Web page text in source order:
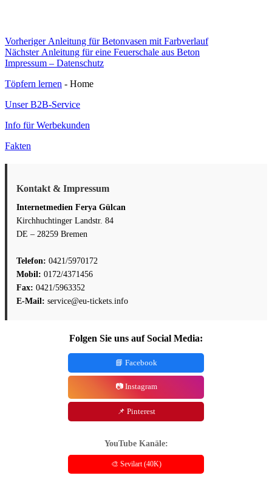
Beitragsnavigation
Vorheriger Vorheriger
Beitrag:
Anleitung für Betonvasen mit Farbverlauf
Nächster Nächster
Beitrag:
Anleitung für eine Feuerschale aus Beton
Impressum – Datenschutz
Töpfern lernen - Home
Unser B2B-Service
Info für Werbekunden
Fakten
Kontakt & Impressum
Internetmedien Ferya Gülcan
Kirchhuchtinger Landstr. 84
DE – 28259 Bremen
Telefon: 0421/5970172
Mobil: 0172/4371456
Fax: 0421/5963352
E-Mail: service@eu-tickets.info
Folgen Sie uns auf Social Media:
📘 Facebook
📷 Instagram
📌 Pinterest
YouTube Kanäle:
🎨 Sevilart (40K)